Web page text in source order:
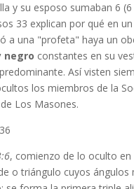
y su esposo sumaban 6
33 explican por qué en
a una "profeta" haya un
negro constantes en su
Así visten
los miembros de la
Los Masones.
, comienzo de lo oculto en
o triángulo cuyos ángulos